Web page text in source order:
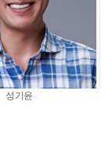
성기윤